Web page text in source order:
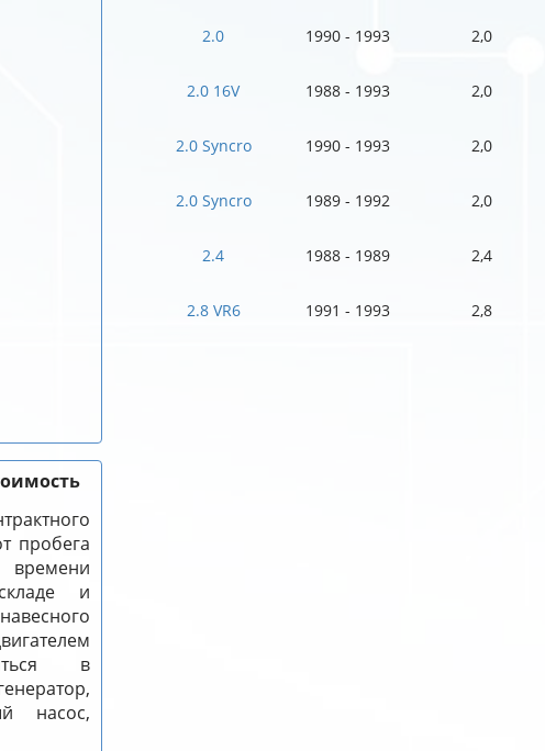
пробега
и
в
насос,
2.0 1990 - 1993 2,0
2.0 16V 1988 - 1993 2,0
2.0 Syncro 1990 - 1993 2,0
2.0 Syncro 1989 - 1992 2,0
2.4 1988 - 1989 2,4
2.8 VR6 1991 - 1993 2,8